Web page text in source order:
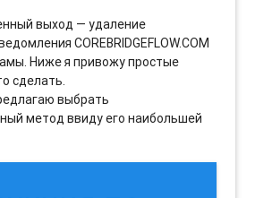
выход — удаление
COREBRIDGEFLOW.COM
Ниже я привожу простые
сделать.
выбрать
метод ввиду его наибольшей